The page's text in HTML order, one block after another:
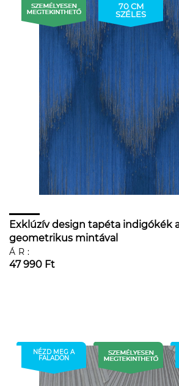
70 CM
SZÉLES
Exklúzív design tapéta indigókék
geometrikus mintával
ÁR:
47 990 Ft
NÉZD MEG A
FALADON